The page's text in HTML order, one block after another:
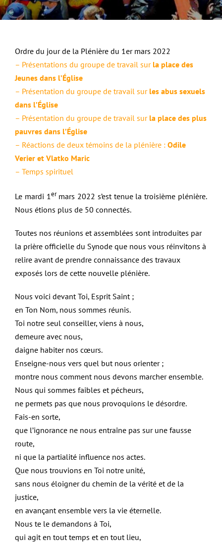
Ordre du jour de la Plénière du 1er mars 2022
– Présentations du groupe de travail sur la place des
Jeunes dans l’Église
– Présentation du groupe de travail sur les abus sexuels
dans l’Église
– Présentation du groupe de travail surla place des plus
pauvres dans l’Église
– Réactions de deux témoins de la plénière : Odile
Verier et Vlatko Maric
– Temps spirituel
Le mardi 1ermars 2022 s’est tenue la troisième plénière.
Nous étions plus de 50 connectés.
Toutes nos réunions et assemblées sont introduites par
la prière officielle du Synode que nous vous réinvitons à
relire avant de prendre connaissance des travaux
exposés lors de cette nouvelle plénière.
Nous voici devant Toi, Esprit Saint ;
en Ton Nom, nous sommes réunis.
Toi notre seul conseiller, viens à nous,
demeure avec nous,
daigne habiter nos cœurs.
Enseigne-nous vers quel but nous orienter ;
montre nous comment nous devons marcher ensemble.
Nous qui sommes faibles et pécheurs,
ne permets pas que nous provoquions le désordre.
Fais-en sorte,
que l’ignorance ne nous entraîne pas sur une fausse
route,
ni que la partialité influence nos actes.
Que nous trouvions en Toi notre unité,
sans nous éloigner du chemin de la vérité et de la
justice,
en avançant ensemble vers la vie éternelle.
Nous te le demandons à Toi,
qui agit en tout temps et en tout lieu,